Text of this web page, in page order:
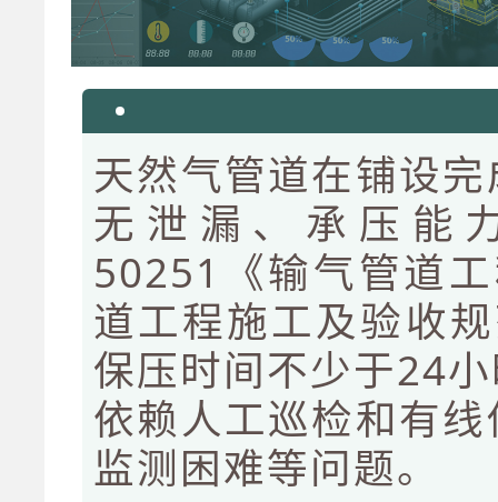
天然气管道在铺设
无泄漏、承压能
50251《输气管道
道工程施工及验收
保压时间不少于24
依赖人工巡检和有
监测困难等问题。